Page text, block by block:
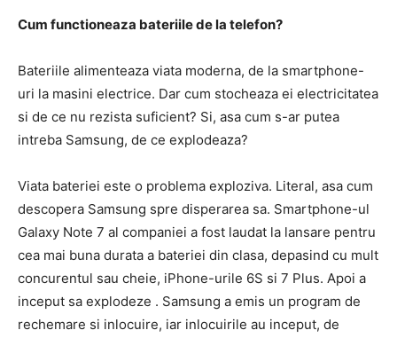
Cum functioneaza bateriile de la telefon?
Bateriile alimenteaza viata moderna, de la smartphone-
uri la masini electrice. Dar cum stocheaza ei electricitatea
si de ce nu rezista suficient? Si, asa cum s-ar putea
intreba Samsung, de ce explodeaza?
Viata bateriei este o problema exploziva. Literal, asa cum
descopera Samsung spre disperarea sa. Smartphone-ul
Galaxy Note 7 al companiei a fost laudat la lansare pentru
cea mai buna durata a bateriei din clasa, depasind cu mult
concurentul sau cheie, iPhone-urile 6S si 7 Plus. Apoi a
inceput sa explodeze . Samsung a emis un program de
rechemare si inlocuire, iar inlocuirile au inceput, de